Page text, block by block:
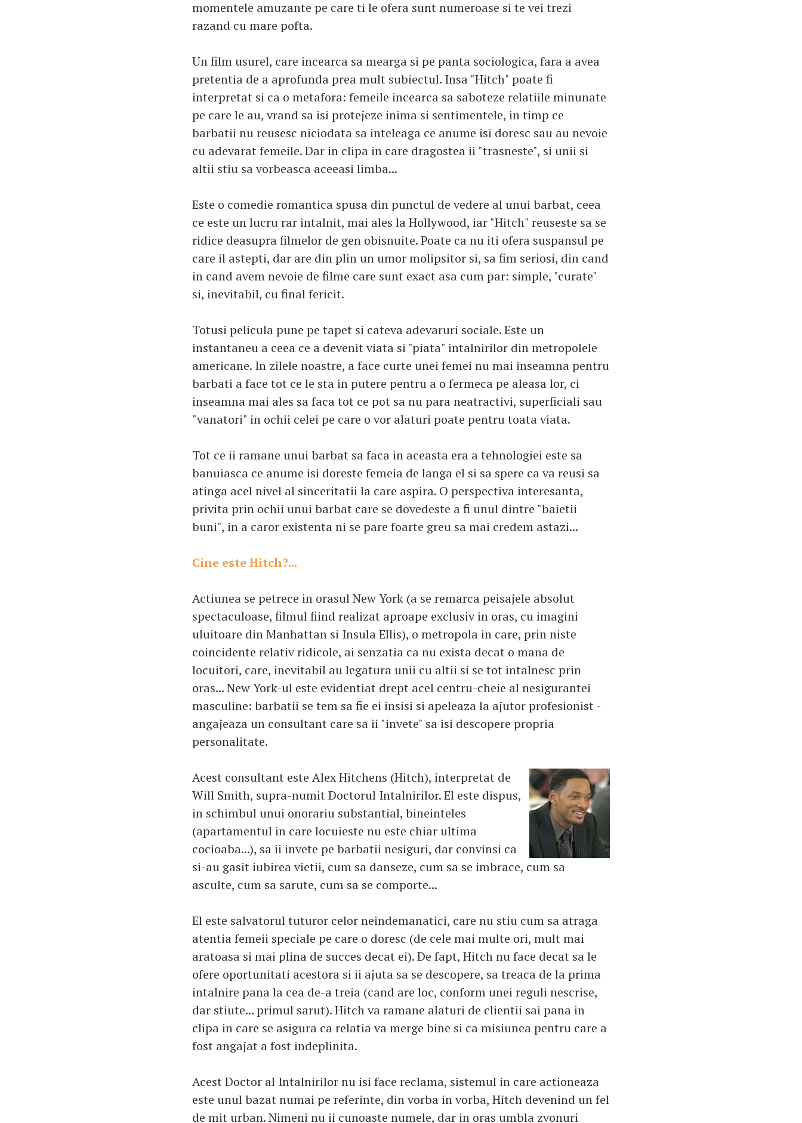
momentele amuzante pe care ti le ofera sunt numeroase si te vei trezi
razand cu mare pofta.
Un film usurel, care incearca sa mearga si pe panta sociologica, fara a avea
pretentia de a aprofunda prea mult subiectul. Insa "Hitch" poate fi
interpretat si ca o metafora: femeile incearca sa saboteze relatiile minunate
pe care le au, vrand sa isi protejeze inima si sentimentele, in timp ce
barbatii nu reusesc niciodata sa inteleaga ce anume isi doresc sau au nevoie
cu adevarat femeile. Dar in clipa in care dragostea ii "trasneste", si unii si
altii stiu sa vorbeasca aceeasi limba...
Este o comedie romantica spusa din punctul de vedere al unui barbat, ceea
ce este un lucru rar intalnit, mai ales la Hollywood, iar "Hitch" reuseste sa se
ridice deasupra filmelor de gen obisnuite. Poate ca nu iti ofera suspansul pe
care il astepti, dar are din plin un umor molipsitor si, sa fim seriosi, din cand
in cand avem nevoie de filme care sunt exact asa cum par: simple, "curate"
si, inevitabil, cu final fericit.
Totusi pelicula pune pe tapet si cateva adevaruri sociale. Este un
instantaneu a ceea ce a devenit viata si "piata" intalnirilor din metropolele
americane. In zilele noastre, a face curte unei femei nu mai inseamna pentru
barbati a face tot ce le sta in putere pentru a o fermeca pe aleasa lor, ci
inseamna mai ales sa faca tot ce pot sa nu para neatractivi, superficiali sau
"vanatori" in ochii celei pe care o vor alaturi poate pentru toata viata.
Tot ce ii ramane unui barbat sa faca in aceasta era a tehnologiei este sa
banuiasca ce anume isi doreste femeia de langa el si sa spere ca va reusi sa
atinga acel nivel al sinceritatii la care aspira. O perspectiva interesanta,
privita prin ochii unui barbat care se dovedeste a fi unul dintre "baietii
buni", in a caror existenta ni se pare foarte greu sa mai credem astazi...
Cine este Hitch?...
Actiunea se petrece in orasul New York (a se remarca peisajele absolut
spectaculoase, filmul fiind realizat aproape exclusiv in oras, cu imagini
uluitoare din Manhattan si Insula Ellis), o metropola in care, prin niste
coincidente relativ ridicole, ai senzatia ca nu exista decat o mana de
locuitori, care, inevitabil au legatura unii cu altii si se tot intalnesc prin
oras... New York-ul este evidentiat drept acel centru-cheie al nesigurantei
masculine: barbatii se tem sa fie ei insisi si apeleaza la ajutor profesionist -
angajeaza un consultant care sa ii "invete" sa isi descopere propria
personalitate.
Acest consultant este Alex Hitchens (Hitch), interpretat de
Will Smith, supra-numit Doctorul Intalnirilor. El este dispus,
in schimbul unui onorariu substantial, bineinteles
(apartamentul in care locuieste nu este chiar ultima
cocioaba...), sa ii invete pe barbatii nesiguri, dar convinsi ca
si-au gasit iubirea vietii, cum sa danseze, cum sa se imbrace, cum sa
asculte, cum sa sarute, cum sa se comporte...
El este salvatorul tuturor celor neindemanatici, care nu stiu cum sa atraga
atentia femeii speciale pe care o doresc (de cele mai multe ori, mult mai
aratoasa si mai plina de succes decat ei). De fapt, Hitch nu face decat sa le
ofere oportunitati acestora si ii ajuta sa se descopere, sa treaca de la prima
intalnire pana la cea de-a treia (cand are loc, conform unei reguli nescrise,
dar stiute... primul sarut). Hitch va ramane alaturi de clientii sai pana in
clipa in care se asigura ca relatia va merge bine si ca misiunea pentru care a
fost angajat a fost indeplinita.
Acest Doctor al Intalnirilor nu isi face reclama, sistemul in care actioneaza
este unul bazat numai pe referinte, din vorba in vorba, Hitch devenind un fel
de mit urban. Nimeni nu ii cunoaste numele, dar in oras umbla zvonuri